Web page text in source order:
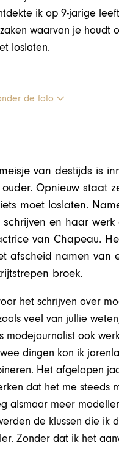
ik op 9-jarige
waarvan je houdt
loslaten.
de foto
van destijds is
Opnieuw staat
moet loslaten.
schrijven en haar
van Chapeau.
afscheid namen van
broek.
het schrijven over
veel van jullie
modejournalist ook
dingen kon ik
Het afgelopen
dat het me steeds
alsmaar meer
de klussen die ik
Zonder dat ik het